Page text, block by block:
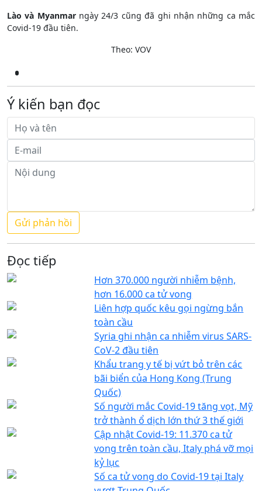
Lào và Myanmarngày 24/3 cũng đã ghi nhận những ca mắc
Covid-19 đầu tiên.
Theo: VOV
Ý kiến bạn đọc
Đọc tiếp
Hơn 370.000 người nhiễm bệnh,
hơn 16.000 ca tử vong
Liên hợp quốc kêu gọi ngừng bắn
toàn cầu
Syria ghi nhận ca nhiễm virus SARS-
CoV-2 đầu tiên
Khẩu trang y tế bị vứt bỏ trên các
bãi biển của Hong Kong (Trung
Quốc)
Số người mắc Covid-19 tăng vọt, Mỹ
trở thành ổ dịch lớn thứ 3 thế giới
Cập nhật Covid-19: 11.370 ca tử
vong trên toàn cầu, Italy phá vỡ mọi
kỷ lục
Số ca tử vong do Covid-19 tại Italy